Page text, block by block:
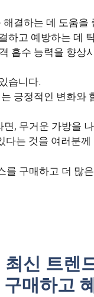
결하는 데 도움을
하고 예방하는 데
흡수 능력을 향상
습니다.
긍정적인 변화와
, 무거운 가방을
다는 것을 여러분
구매하고 더 많
신 트렌
매하고